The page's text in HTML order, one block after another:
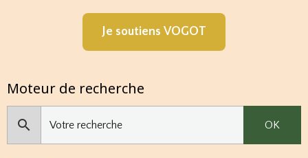
Je soutiens VOGOT
Moteur de recherche
OK